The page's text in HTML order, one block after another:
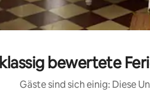
bewertete
Gäste sind sich einig: Diese